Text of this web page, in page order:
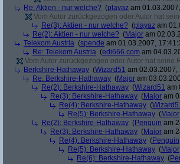
Re: Aktien - nur welche? (playaz am
Vom Autor zurückgezogen oder Autor hat
Re(3): Aktien - nur welche? (playaz am
Re(2): Aktien - nur welche? (Major am
Telekom Austria (spende am 01.03.2007,
Re: Telekom Austria (edi666.com am
Vom Autor zurückgezogen oder Autor hat seine
Berkshire-Hathaway (Wizard51 am 02.03.2007,
Re: Berkshire-Hathaway (Major am
Re(2): Berkshire-Hathaway (Wizard51 am
Re(3): Berkshire-Hathaway (Major am
Re(4): Berkshire-Hathaway (
Re(5): Berkshire-Hathaway (Major
Re(2): Berkshire-Hathaway (Penguin am
Re(3): Berkshire-Hathaway (Major am
Re(4): Berkshire-Hathaway (Penguin
Re(5): Berkshire-Hathaway (Major
Re(6): Berkshire-Hathaway (